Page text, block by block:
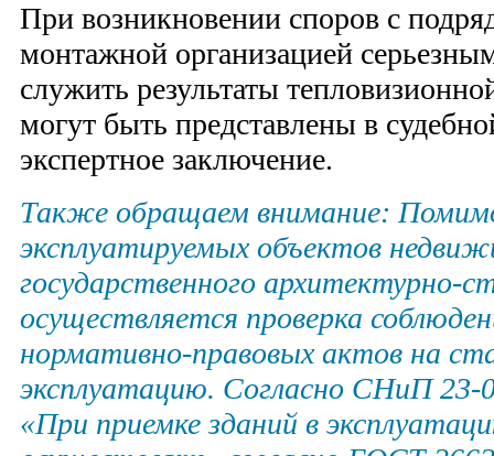
При возникновении споров с
монтажной организацией
служить результаты
могут быть представлены в
экспертное заключение.
Также обращаем внимание:
эксплуатируемых объектов
государственного архитектурно-
осуществляется проверка
нормативно-правовых актов на
эксплуатацию. Согласно СНиП 23-
«При приемке зданий в